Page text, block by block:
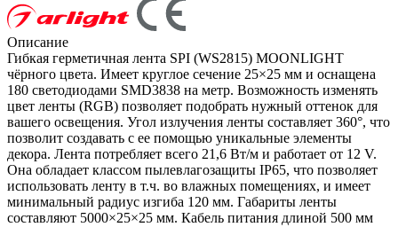
Описание
Гибкая герметичная лента SPI (WS2815) MOONLIGHT
чёрного цвета. Имеет круглое сечение 25×25 мм и оснащена
180 светодиодами SMD3838 на метр. Возможность изменять
цвет ленты (RGB) позволяет подобрать нужный оттенок для
вашего освещения. Угол излучения ленты составляет 360°, что
позволит создавать с ее помощью уникальные элементы
декора. Лента потребляет всего 21,6 Вт/м и работает от 12 V.
Она обладает классом пылевлагозащиты IP65, что позволяет
использовать ленту в т.ч. во влажных помещениях, и имеет
минимальный радиус изгиба 120 мм. Габариты ленты
составляют 5000×25×25 мм. Кабель питания длиной 500 мм